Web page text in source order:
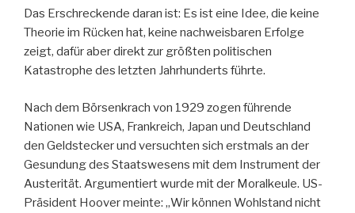
Das Erschreckende daran ist: Es ist eine Idee, die keine
Theorie im Rücken hat, keine nachweisbaren Erfolge
zeigt, dafür aber direkt zur größten politischen
Katastrophe des letzten Jahrhunderts führte.
Nach dem Börsenkrach von 1929 zogen führende
Nationen wie USA, Frankreich, Japan und Deutschland
den Geldstecker und versuchten sich erstmals an der
Gesundung des Staatswesens mit dem Instrument der
Austerität. Argumentiert wurde mit der Moralkeule. US-
Präsident Hoover meinte: „Wir können Wohlstand nicht